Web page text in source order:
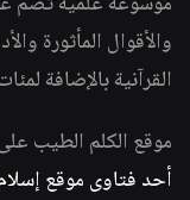
والأقوال المأثورة
القرآنية بالإضافة
موقع الكلم الطيب
أحد فتاوى موقع